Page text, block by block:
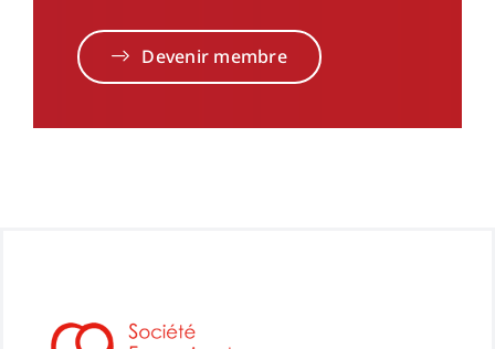
Devenir membre